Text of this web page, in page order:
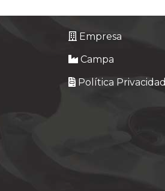
Empresa
Campa
Política Privacidad